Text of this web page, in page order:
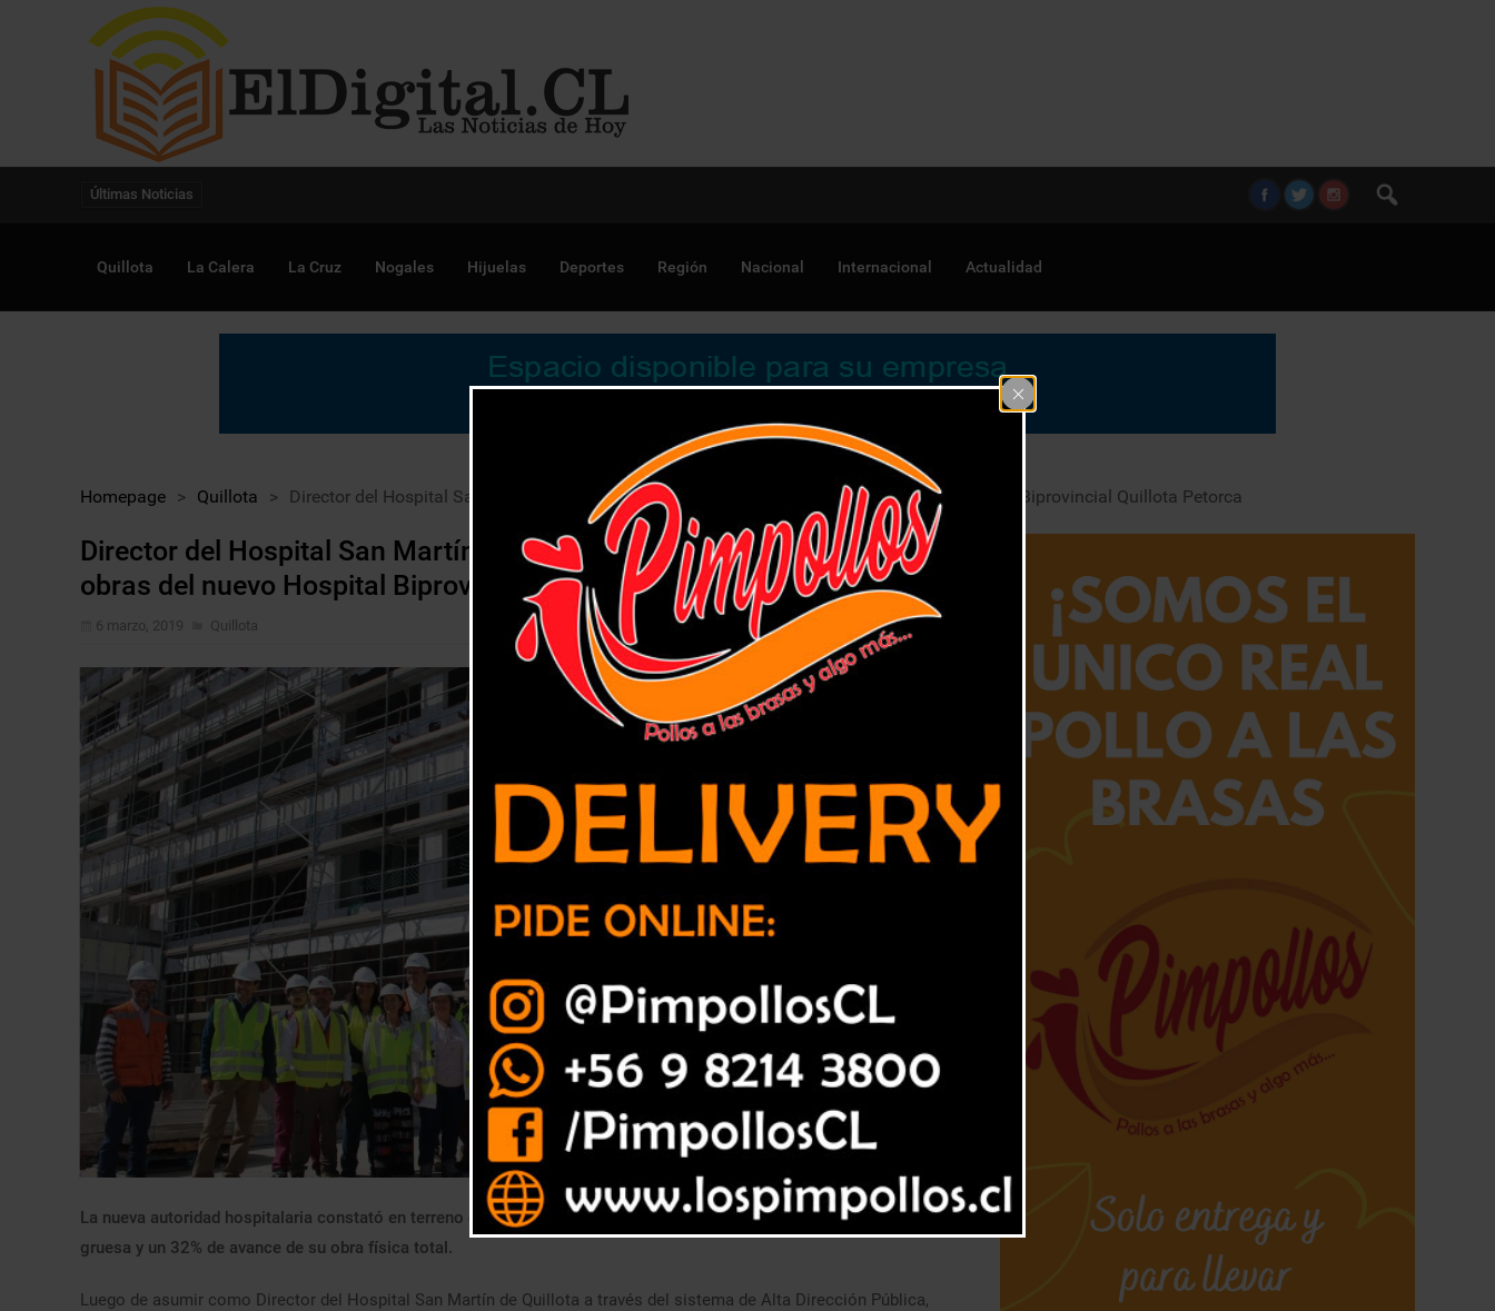
Últimas Noticias
Quillota La Calera La Cruz Nogales Hijuelas Deportes Región Nacional Internacional Actualidad
Homepage > Quillota > Director del Hospital San Martín de Quillota conoció avances de las obras del nuevo Hospital Biprovincial Quillota Petorca
Director del Hospital San Martín de Quillota conoció avances de las
obras del nuevo Hospital Biprovincial Quillota Petorca
6 marzo, 2019 Quillota
La nueva autoridad hospitalaria constató en terreno que nuevo reciento cuenta con un 100% de término de su obra
gruesa y un 32% de avance de su obra física total.
Luego de asumir como Director del Hospital San Martín de Quillota a través del sistema de Alta Dirección Pública,